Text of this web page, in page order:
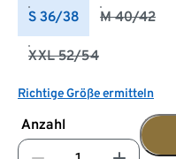
S 36/38 M 40/42
XXL 52/54
Richtige Größe ermitteln
Anzahl